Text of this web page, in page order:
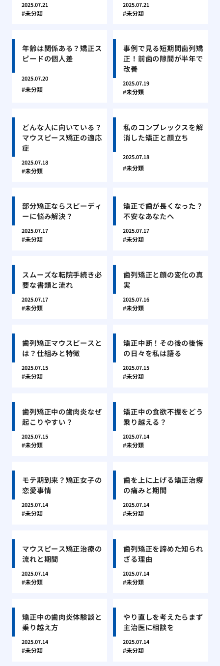
2025.07.21
未分類
2025.07.21
未分類
年齢は関係ある？矯正ス
ピードの個人差
2025.07.20
未分類
事例で見る短期間歯列矯
正！前歯の隙間が半年で
改善
2025.07.19
未分類
どんな人に向いている？
マウスピース矯正の適応
症
2025.07.18
未分類
私のコンプレックスを解
消した矯正と顔立ち
2025.07.18
未分類
部分矯正ならスピーディ
ーに悩み解決？
2025.07.17
未分類
矯正で歯が長くなった？
不安なあなたへ
2025.07.17
未分類
スムーズな転院手続き必
要な書類と流れ
2025.07.17
未分類
歯列矯正と顔の変化の真
実
2025.07.16
未分類
歯列矯正マウスピースと
は？仕組みと特徴
2025.07.15
未分類
矯正中断！その後の後悔
の日々を私は語る
2025.07.15
未分類
歯列矯正中の歯肉炎なぜ
起こりやすい？
2025.07.15
未分類
矯正中の食欲不振をどう
乗り越える？
2025.07.14
未分類
モテ期到来？矯正女子の
恋愛事情
2025.07.14
未分類
歯を上に上げる矯正治療
の痛みと期間
2025.07.14
未分類
マウスピース矯正治療の
流れと期間
2025.07.14
未分類
歯列矯正を諦めた知られ
ざる理由
2025.07.14
未分類
矯正中の歯肉炎体験談と
乗り越え方
2025.07.14
未分類
やり直しを考えたらまず
主治医に相談を
2025.07.14
未分類